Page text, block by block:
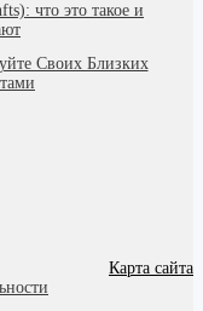
что это такое и
Своих Близких
Карта сайта